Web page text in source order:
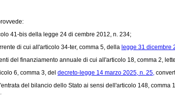
41-bis della legge 24 di cembre 2012, n. 234;
di cui all'articolo 34-ter, comma 5, della legge 31 dicembre
del finanziamento annuale di cui all'articolo 18, comma 2,
6, comma 3, del decreto-legge 14 marzo 2025, n. 25,
del bilancio dello Stato ai sensi dell'articolo 148, comma